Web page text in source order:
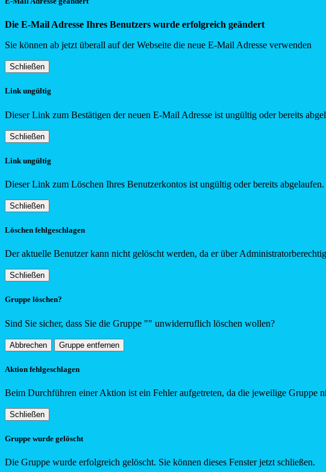
Die E-Mail Adresse Ihres Benutzers wurde erfolgreich geändert
Sie können ab jetzt überall auf der Webseite die neue E-Mail Adresse verwenden
Schließen
Link ungültig
Dieser Link zum Bestätigen der neuen E-Mail Adresse ist ungültig oder bereits
Schließen
Link ungültig
Dieser Link zum Löschen Ihres Benutzerkontos ist ungültig oder bereits
Schließen
Löschen fehlgeschlagen
Der aktuelle Benutzer kann nicht gelöscht werden, da er über
Schließen
Gruppe löschen?
Sind Sie sicher, dass Sie die Gruppe "" unwiderruflich löschen wollen?
Abbrechen Gruppe entfernen
Aktion fehlgeschlagen
Beim Durchführen einer Aktion ist ein Fehler aufgetreten, da die jeweilige Gruppe
Schließen
Gruppe wurde gelöscht
Die Gruppe wurde erfolgreich gelöscht. Sie können dieses Fenster jetzt schließen.